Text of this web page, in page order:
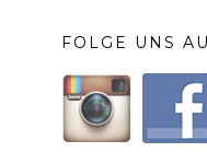
FOLGE UNS